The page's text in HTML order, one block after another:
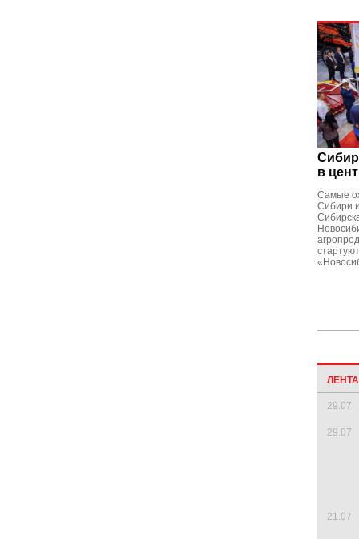
в
Самые
Сибири
29.07
29.07
21.07